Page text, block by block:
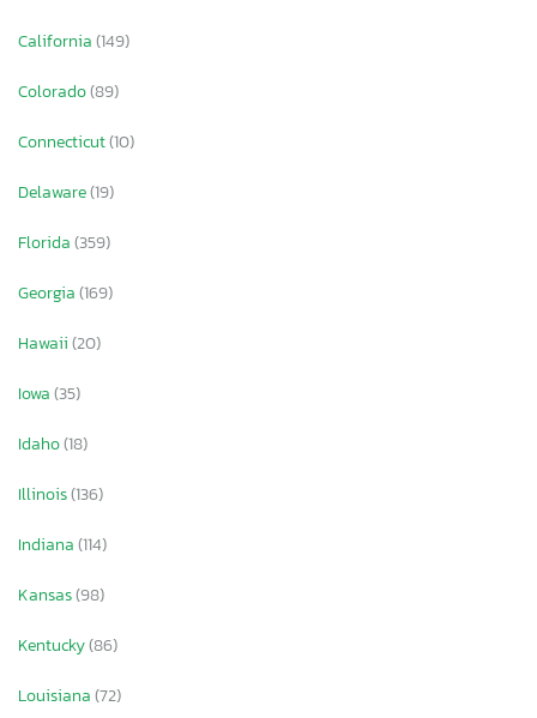
California(149)
Colorado(89)
Connecticut(10)
Delaware(19)
Florida(359)
Georgia(169)
Hawaii(20)
Iowa(35)
Idaho(18)
Illinois(136)
Indiana(114)
Kansas(98)
Kentucky(86)
Louisiana(72)